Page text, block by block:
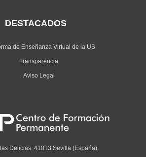
DESTACADOS
de Enseñanza Virtual de la US
Transparencia
Aviso Legal
Delicias. 41013 Sevilla (Espańa).